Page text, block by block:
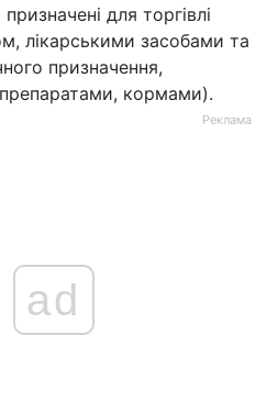
для торгівлі
лікарськими засобами та
призначення,
кормами).
Реклама
ad